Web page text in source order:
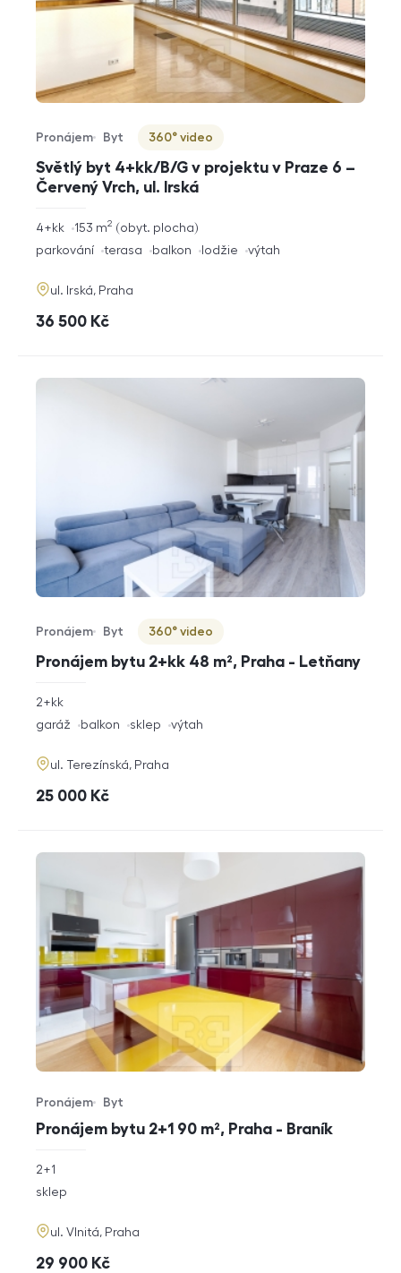
Světlý byt 4+kk/B/G v projektu v Praze 6 –
Červený Vrch, ul. Irská
Typ nabídky
Pronájem
Typ nemovitosti
Byt
Virtuální prohlídka
360° video
rozměry
dispozice
4+kk obyt. plocha
153 m2
funkce
parkování terasa balkon lodžie výtah
adresa
ul. Irská, Praha
cena
36 500 Kč
Pronájem bytu 2+kk 48 m², Praha - Letňany
Typ nabídky
Pronájem
Typ nemovitosti
Byt
Virtuální prohlídka
360° video
rozměry
2+kk
funkce
garáž balkon sklep výtah
adresa
ul. Terezínská, Praha
cena
25 000 Kč
Pronájem bytu 2+1 90 m², Praha - Braník
Typ nabídky
Pronájem
Typ nemovitosti
Byt
rozměry
2+1
funkce
sklep
adresa
ul. Vlnitá, Praha
cena
29 900 Kč